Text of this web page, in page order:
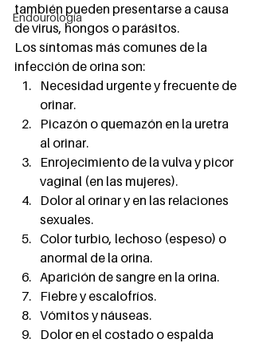
Endourología
también pueden presentarse a causa
de virus, hongos o parásitos.
Los síntomas más comunes de la
infección de orina son:
Necesidad urgente y frecuente de
orinar.
Picazón o quemazón en la uretra
al orinar.
Enrojecimiento de la vulva y picor
vaginal (en las mujeres).
Dolor al orinar y en las relaciones
sexuales.
Color turbio, lechoso (espeso) o
anormal de la orina.
Aparición de sangre en la orina.
Fiebre y escalofríos.
Vómitos y náuseas.
Dolor en el costado o espalda